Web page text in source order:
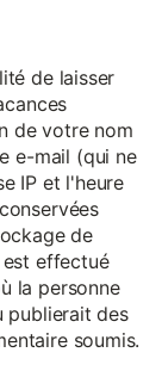
de laisser
de votre nom
e-mail (qui ne
IP et l'heure
de
effectué
la personne
publierait des
soumis.